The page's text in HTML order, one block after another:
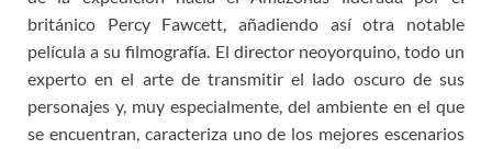
británico Percy Fawcett, añadiendo así otra notable
película a su filmografía. El director neoyorquino, todo un
experto en el arte de transmitir el lado oscuro de sus
personajes y, muy especialmente, del ambiente en el que
se encuentran, caracteriza uno de los mejores escenarios